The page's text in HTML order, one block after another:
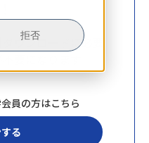
拒否
ウンロードに必要
員の方はこちら
る